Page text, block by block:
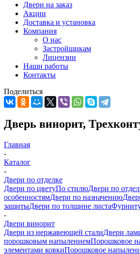
Двери на заказ
Акции
Доставка и установка
Компания
О нас
Застройщикам
Лицензии
Наши работы
Контакты
Поделиться
Дверь винорит,
Главная
-
Каталог
-
Двери по отделке
Двери по цветуПо стилюДвери по
особенностямДвери по назначению
защитыДвери по толщине листа
-
Двери винорит
Двери из нержавеющей сталиДвери
порошковым напылениемПорошковое
элементами ковкиПорошковое